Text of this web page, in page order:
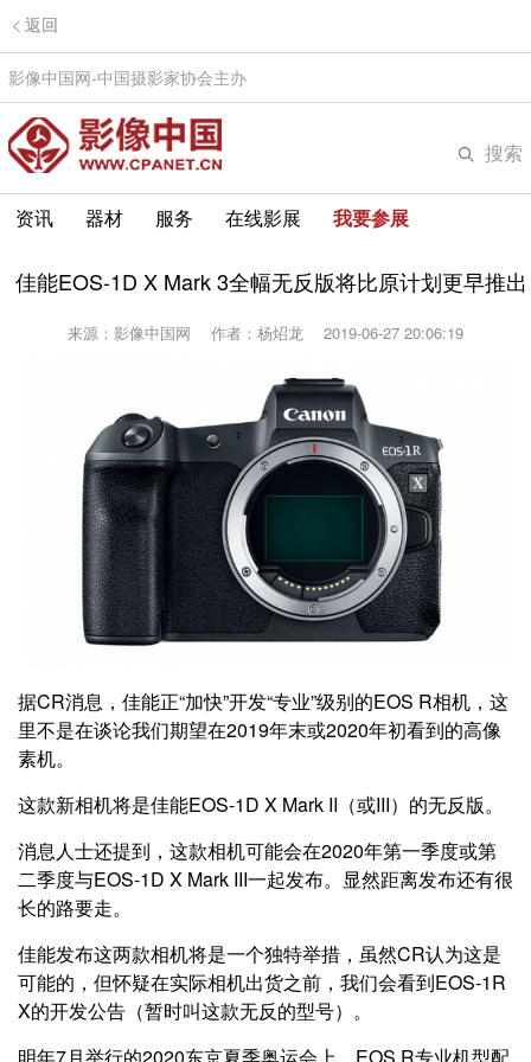
返回
影像中国网-中国摄影家协会主办
搜索
资讯 器材 服务 在线影展 我要参展
佳能EOS-1D X Mark 3全幅无反版将比原计划更早推出
来源：影像中国网 作者：杨炤龙 2019-06-27 20:06:19
据CR消息，佳能正“加快”开发“专业”级别的EOS R相机，这
里不是在谈论我们期望在2019年末或2020年初看到的高像
素机。
这款新相机将是佳能EOS-1D X Mark II（或III）的无反版。
消息人士还提到，这款相机可能会在2020年第一季度或第
二季度与EOS-1D X Mark III一起发布。显然距离发布还有很
长的路要走。
佳能发布这两款相机将是一个独特举措，虽然CR认为这是
可能的，但怀疑在实际相机出货之前，我们会看到EOS-1R
X的开发公告（暂时叫这款无反的型号）。